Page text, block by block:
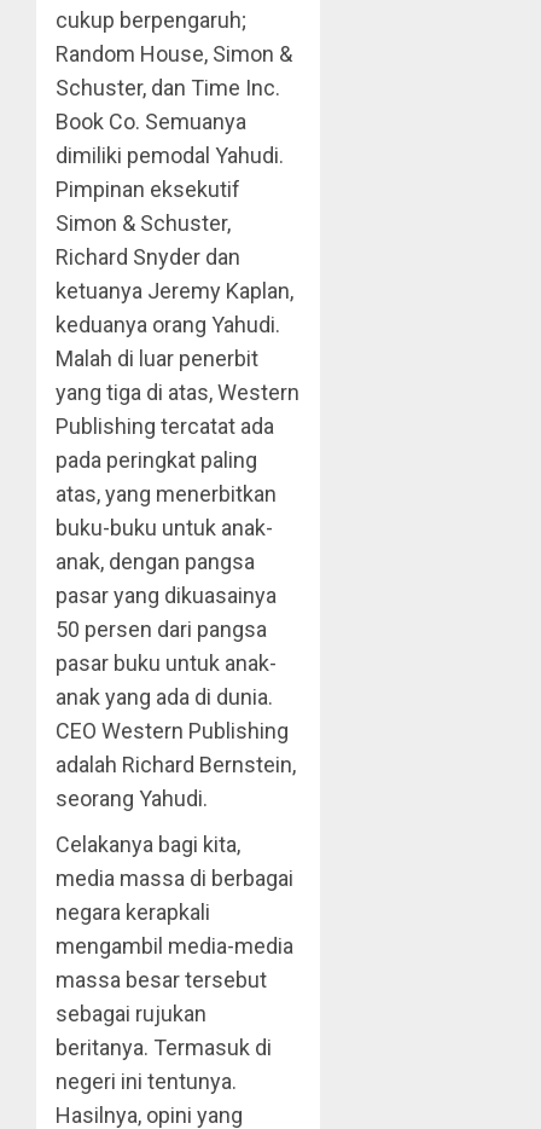
cukup berpengaruh;
Random House, Simon &
Schuster, dan Time Inc.
Book Co. Semuanya
dimiliki pemodal Yahudi.
Pimpinan eksekutif
Simon & Schuster,
Richard Snyder dan
ketuanya Jeremy Kaplan,
keduanya orang Yahudi.
Malah di luar penerbit
yang tiga di atas, Western
Publishing tercatat ada
pada peringkat paling
atas, yang menerbitkan
buku-buku untuk anak-
anak, dengan pangsa
pasar yang dikuasainya
50 persen dari pangsa
pasar buku untuk anak-
anak yang ada di dunia.
CEO Western Publishing
adalah Richard Bernstein,
seorang Yahudi.
Celakanya bagi kita,
media massa di berbagai
negara kerapkali
mengambil media-media
massa besar tersebut
sebagai rujukan
beritanya. Termasuk di
negeri ini tentunya.
Hasilnya, opini yang